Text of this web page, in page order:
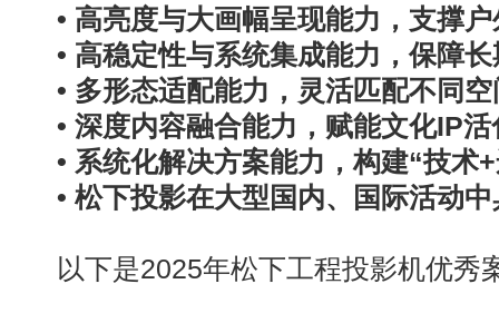
• 高亮度与大画幅呈现能力，支撑
• 高稳定性与系统集成能力，保障
• 多形态适配能力，灵活匹配不同
• 深度内容融合能力，赋能文化IP活
• 系统化解决方案能力，构建“技术+
• 松下投影在大型国内、国际活动
以下是2025年松下工程投影机优秀